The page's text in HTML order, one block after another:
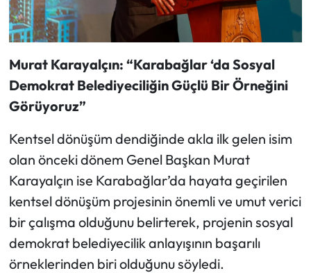
Murat Karayalçın: “Karabağlar ‘da Sosyal
Demokrat Belediyeciliğin Güçlü Bir Örneğini
Görüyoruz”
Kentsel dönüşüm dendiğinde akla ilk gelen isim
olan önceki dönem Genel Başkan Murat
Karayalçın ise Karabağlar’da hayata geçirilen
kentsel dönüşüm projesinin önemli ve umut verici
bir çalışma olduğunu belirterek, projenin sosyal
demokrat belediyecilik anlayışının başarılı
örneklerinden biri olduğunu söyledi.